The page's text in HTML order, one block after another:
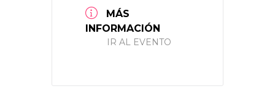
MÁS
INFORMACIÓN
IR AL EVENTO